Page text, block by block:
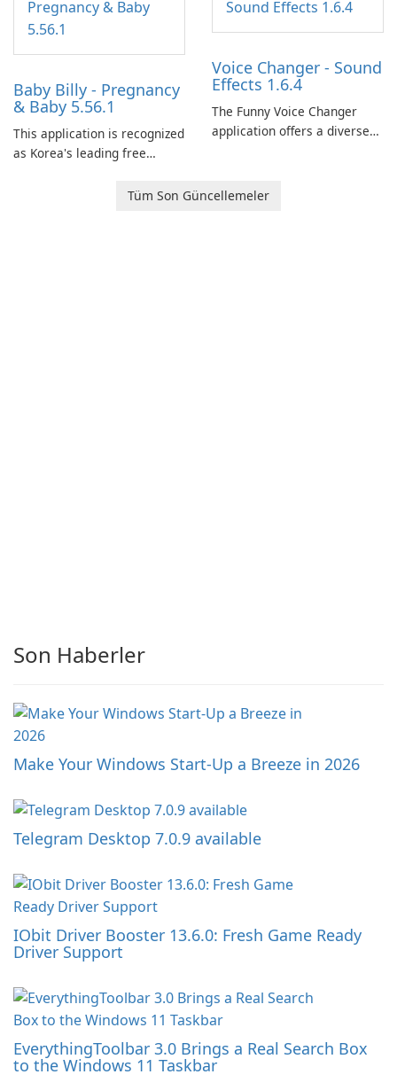
journey across diverse
landscapes.
Baby Billy - Pregnancy
& Baby 5.56.1
This application is recognized
as Korea's leading free
baby tracking, offering
Voice Changer - Sound
Effects 1.6.4
The Funny Voice Changer
application offers a diverse
users with robust
Tüm Son Güncellemeler
Son Haberler
Make Your Windows Start-Up a Breeze in 2026
Telegram Desktop 7.0.9 available
IObit Driver Booster 13.6.0: Fresh Game Ready
Driver Support
EverythingToolbar 3.0 Brings a Real Search Box
to the Windows 11 Taskbar